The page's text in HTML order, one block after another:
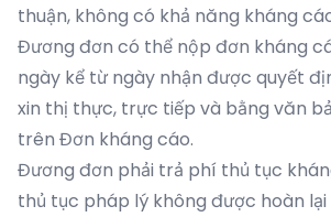
thuận, không có khả năng kháng
Đương đơn có thể nộp đơn kháng
ngày kể từ ngày nhận được quyết
xin thị thực, trực tiếp và bằng văn
trên Đơn kháng cáo.
Đương đơn phải trả phí thủ tục
thủ tục pháp lý không được hoàn